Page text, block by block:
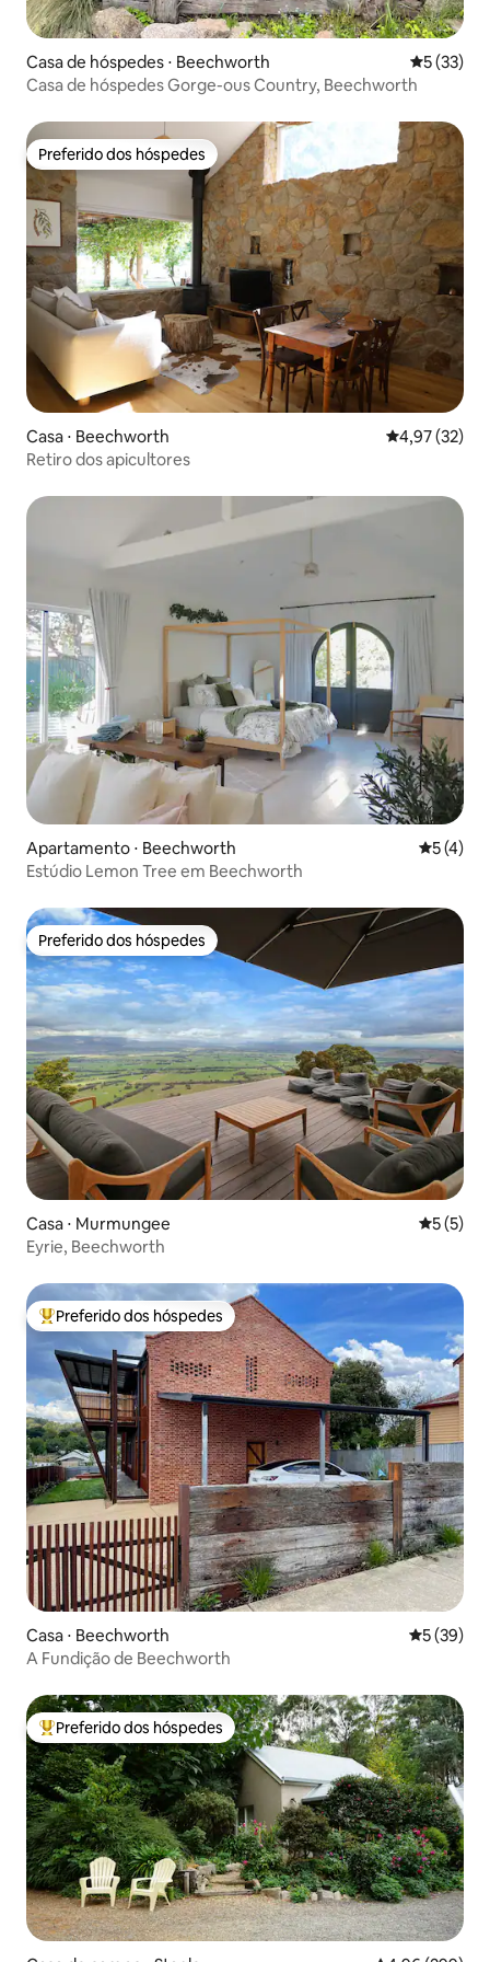
Casa de hóspedes ⋅ Beechworth 5 de uma
5 (33)
Casa de hóspedes Gorge-ous Country, Beechworth
Preferido dos hóspedes
Preferido dos hóspedes
Casa ⋅ Beechworth 4,97 de uma
4,97 (32)
Retiro dos apicultores
Apartamento ⋅ Beechworth 5 de
5 (4)
Estúdio Lemon Tree em Beechworth
Preferido dos hóspedes
Preferido dos hóspedes
Casa ⋅ Murmungee 5 de
5 (5)
Eyrie, Beechworth
Entre os melhores preferidos dos hóspedes
Preferido dos hóspedes
Casa ⋅ Beechworth 5 de uma
5 (39)
A Fundição de Beechworth
Entre os melhores preferidos dos hóspedes
Preferido dos hóspedes